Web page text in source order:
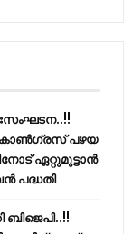
കോണ്‍ഗ്രസ് പഴയ
ഏറ്റുമുട്ടാന്‍
പദ്ധതി
ബിജെപി..!!